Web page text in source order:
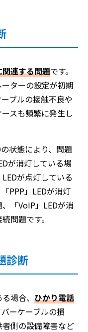
連する問題です。
ターの設定が初期
ブルの接触不良や
スも頻繁に発生し
状態により、問題
が消灯している場
が点灯している
PPP」LEDが消灯
「VoIP」LEDが消
問題です。
診断
場合、 ひかり電話
ーケーブルの損
側の設備障害など